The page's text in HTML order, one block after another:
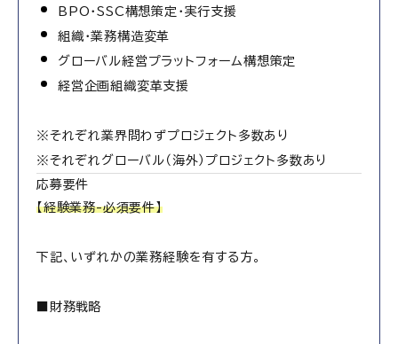
BPO・SSC構想策定・実行支援
組織・業務構造変革
グローバル経営プラットフォーム構想策定
経営企画組織変革支援
※それぞれ業界問わずプロジェクト多数あり
※それぞれグローバル（海外）プロジェクト多数あり
応募要件
【経験業務-必須要件】
下記、いずれかの業務経験を有する方。
■財務戦略